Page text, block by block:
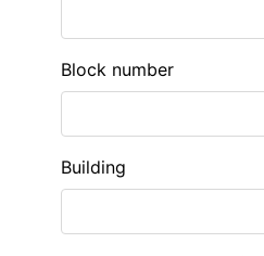
Block number
Building